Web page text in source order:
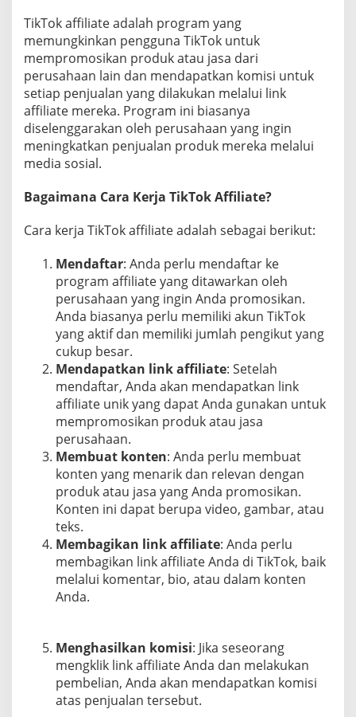
n
a
k
a
n
y
a
TikTok affiliate adalah program yang
memungkinkan pengguna TikTok untuk
mempromosikan produk atau jasa dari
perusahaan lain dan mendapatkan komisi untuk
setiap penjualan yang dilakukan melalui link
affiliate mereka. Program ini biasanya
diselenggarakan oleh perusahaan yang ingin
meningkatkan penjualan produk mereka melalui
media sosial.
Bagaimana Cara Kerja TikTok Affiliate?
Cara kerja TikTok affiliate adalah sebagai berikut:
Mendaftar: Anda perlu mendaftar ke
program affiliate yang ditawarkan oleh
perusahaan yang ingin Anda promosikan.
Anda biasanya perlu memiliki akun TikTok
yang aktif dan memiliki jumlah pengikut yang
cukup besar.
Mendapatkan link affiliate: Setelah
mendaftar, Anda akan mendapatkan link
affiliate unik yang dapat Anda gunakan untuk
mempromosikan produk atau jasa
perusahaan.
Membuat konten: Anda perlu membuat
konten yang menarik dan relevan dengan
produk atau jasa yang Anda promosikan.
Konten ini dapat berupa video, gambar, atau
teks.
Membagikan link affiliate: Anda perlu
membagikan link affiliate Anda di TikTok, baik
melalui komentar, bio, atau dalam konten
Anda.
Menghasilkan komisi: Jika seseorang
mengklik link affiliate Anda dan melakukan
pembelian, Anda akan mendapatkan komisi
atas penjualan tersebut.